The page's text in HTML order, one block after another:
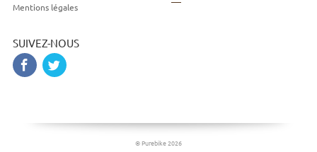
Mentions légales
SUIVEZ-NOUS
© Purebike 2026